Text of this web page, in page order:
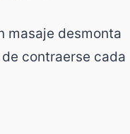
masaje desmonta
contraerse cada